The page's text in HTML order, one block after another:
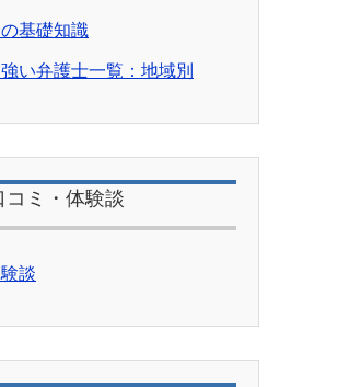
基礎知識
い弁護士一覧：地域別
ミ・体験談
談